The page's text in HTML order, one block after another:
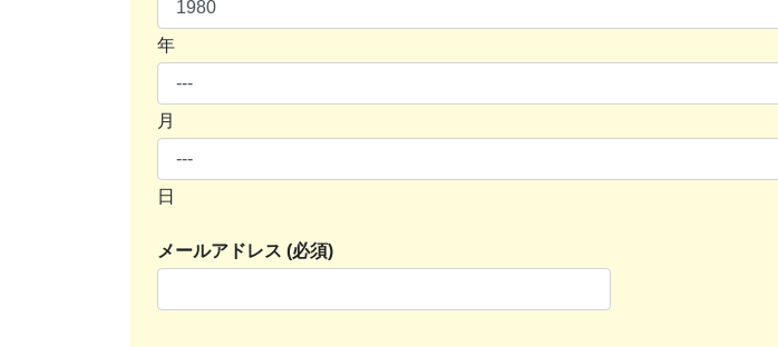
年
月
日
メールアドレス (必須)